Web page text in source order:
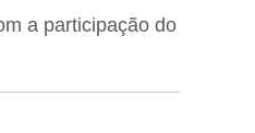
a participação do